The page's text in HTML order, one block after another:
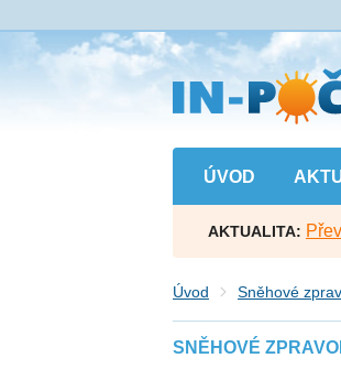
Přejít
na
hlavní
obsah
ÚVOD
AKTUALITA:
Úvod Sněhové
SNĚHOVÉ